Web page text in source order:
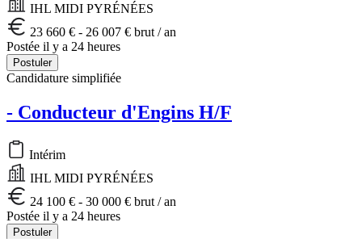
IHL MIDI PYRÉNÉES
23 660 € - 26 007 € brut / an
Postée il y a 24 heures
Postuler
Candidature simplifiée
- Conducteur d'Engins H/F
Intérim
IHL MIDI PYRÉNÉES
24 100 € - 30 000 € brut / an
Postée il y a 24 heures
Postuler